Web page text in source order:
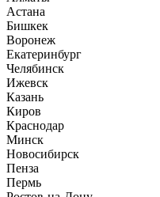
Астана
Бишкек
Воронеж
Екатеринбург
Челябинск
Ижевск
Казань
Киров
Краснодар
Минск
Новосибирск
Пенза
Пермь